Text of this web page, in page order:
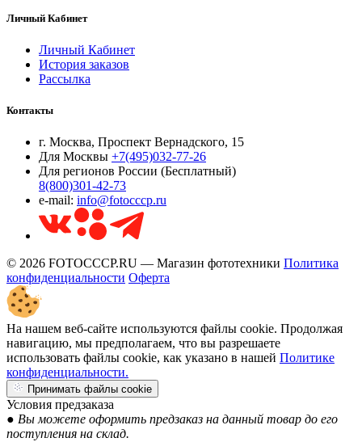
Личный Кабинет
Личный Кабинет
История заказов
Рассылка
Контакты
г. Москва, Проспект Вернадского, 15
Для Москвы +7(495)032-77-26
Для регионов России (Бесплатный)
8(800)301-42-73
e-mail: info@fotocccp.ru
© 2026 FOTOCCCP.RU — Магазин фототехники Политика
конфиденциальности Оферта
На нашем веб-сайте используются файлы cookie. Продолжая
навигацию, мы предполагаем, что вы разрешаете
использовать файлы cookie, как указано в нашей Политике
конфиденциальности.
Принимать файлы cookie
Условия предзаказа
● Вы можете оформить предзаказ на данный товар до его
поступления на склад.